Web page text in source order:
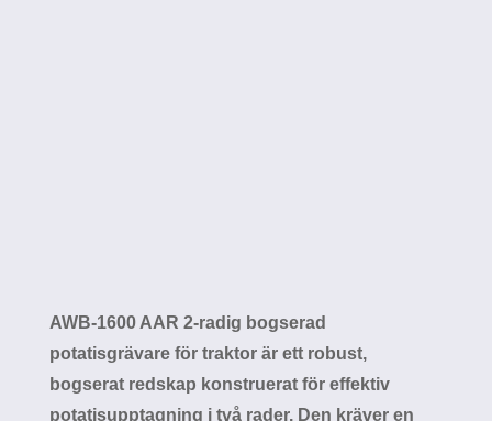
traktor på minst 95 hk med 540 varv/minuts
kraftuttag och inga ytterligare styrventiler,
och arbetar i 5–10 km/h. Den lyfter potatisen
försiktigt samtidigt som den separerar jord